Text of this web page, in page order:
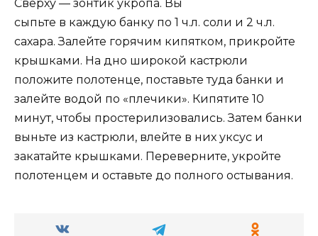
Сверху — зонтик укропа. Вы
сыпьте в каждую банку по 1 ч.л. соли и 2 ч.л.
сахара. Залейте горячим кипятком, прикройте
крышками. На дно широкой кастрюли
положите полотенце, поставьте туда банки и
залейте водой по «плечики». Кипятите 10
минут, чтобы простерилизовались. Затем банки
выньте из кастрюли, влейте в них уксус и
закатайте крышками. Переверните, укройте
полотенцем и оставьте до полного остывания.